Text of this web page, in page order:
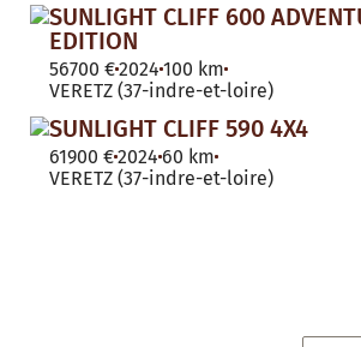
SUNLIGHT CLIFF 600
EDITION
56700 €2024 100 km
VERETZ (37-indre-et-loire)
SUNLIGHT CLIFF 590 4X4
61900 €2024 60 km
VERETZ (37-indre-et-loire)